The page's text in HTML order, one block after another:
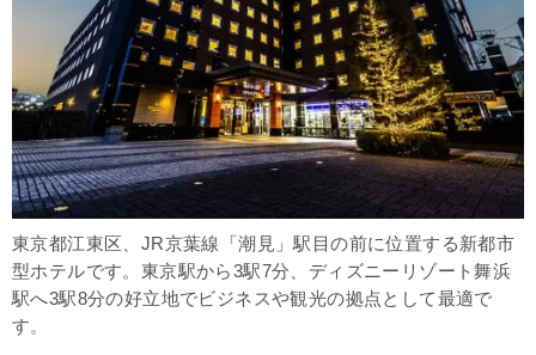
東京都江東区、JR京葉線「潮見」駅目の前に位置する新都市
型ホテルです。東京駅から3駅7分、ディズニーリゾート舞浜
駅へ3駅8分の好立地でビジネスや観光の拠点として最適で
す。